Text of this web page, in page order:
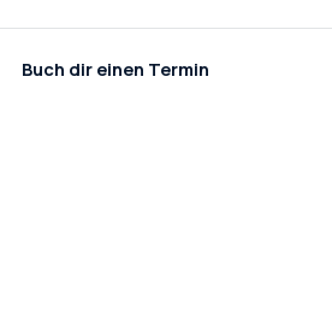
Buch dir einen Termin